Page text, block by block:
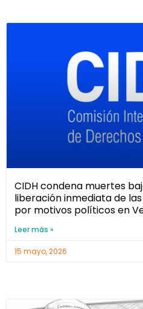
CIDH condena muertes
liberación inmediata de
por motivos políticos en
Leer más »
15 mayo, 2026